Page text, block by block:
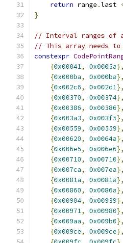
return range .last
}
// Interval ranges of
// This array needs to
constexpr
{0x00041, 0x0005a},
{0x000ba, 0x000ba},
{0x002c6, 0x002d1},
{0x00370, 0x00374},
{0x00386, 0x00386},
{0x003a3, 0x003f5},
{0x00559, 0x00559},
{0x00620, 0x0064a},
{0x006e5, 0x006e6},
{0x00710, 0x00710},
{0x007ca, 0x007ea},
{0x0081a, 0x0081a},
{0x00860, 0x0086a},
{0x00904, 0x00939},
{0x00971, 0x00980},
{0x009aa, 0x009b0},
{0x009ce, 0x009ce},